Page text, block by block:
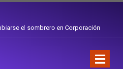
el sombrero en Corporación